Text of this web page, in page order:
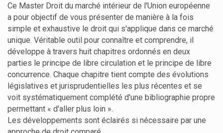
Ce Master Droit du marché intérieur de l'Union européenne
a pour objectif de vous présenter de manière à la fois
simple et exhaustive le droit qui s'applique dans ce marché
unique. Véritable outil pour connaître et comprendre, il
développe à travers huit chapitres ordonnés en deux
parties le principe de libre circulation et le principe de libre
concurrence. Chaque chapitre tient compte des évolutions
législatives et jurisprudentielles les plus récentes et se
voit systématiquement complété d'une bibliographie propre
permettant « d'aller plus loin ».
Les développements sont éclairés si nécessaire par une